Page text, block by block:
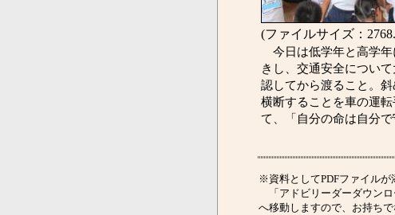
(ファイルサイズ：
今日は低学年と高学年
きし、交通安全につい
認してから渡ること。
横断することを車の運
て、「自分の命は自分
※資料としてPDFファイルが
「アドビリーダーダウンロ
へ移動しますので、お持ち